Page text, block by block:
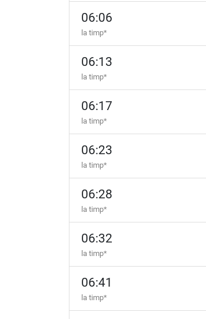
06:06
la timp*
06:13
la timp*
06:17
la timp*
06:23
la timp*
06:28
la timp*
06:32
la timp*
06:41
la timp*